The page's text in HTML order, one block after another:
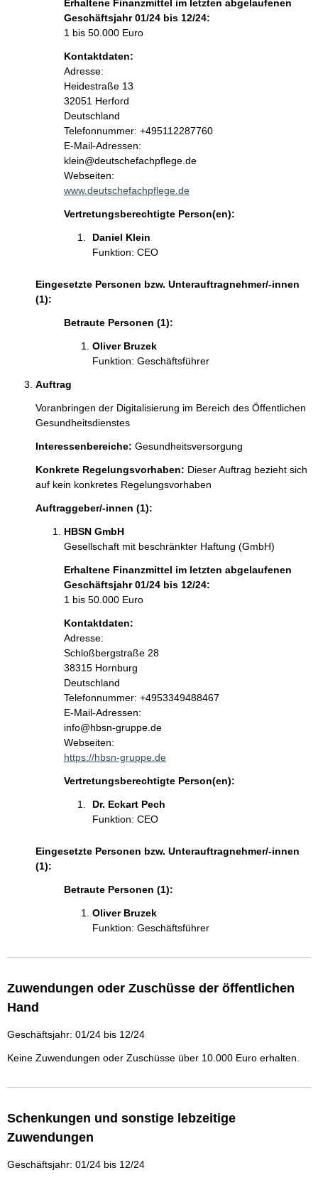
Erhaltene Finanzmittel im letzten abgelaufenen
Geschäftsjahr 01/24 bis 12/24:
1 bis 50.000 Euro
Kontaktdaten:
Adresse:
Heidestraße 13
32051 Herford
Deutschland
K
o
n
t
a
t
a
n
n
:
Telefonnummer: +495112287760
E-Mail-Adressen:
klein@deutschefachpflege.de
Webseiten:
www.deutschefachpflege.de
Vertretungsberechtigte Person(en):
Daniel Klein
Funktion: CEO
Eingesetzte Personen bzw. Unterauftragnehmer/-innen
(1):
Betraute Personen (1):
Oliver Bruzek
Funktion: Geschäftsführer
Auftrag
Voranbringen der Digitalisierung im Bereich des Öffentlichen
Gesundheitsdienstes
Interessenbereiche: Gesundheitsversorgung
Konkrete Regelungsvorhaben: Dieser Auftrag bezieht sich
auf kein konkretes Regelungsvorhaben
Auftraggeber/-innen (1):
HBSN GmbH
Gesellschaft mit beschränkter Haftung (GmbH)
Erhaltene Finanzmittel im letzten abgelaufenen
Geschäftsjahr 01/24 bis 12/24:
1 bis 50.000 Euro
Kontaktdaten:
Adresse:
Schloßbergstraße 28
38315 Hornburg
Deutschland
K
o
n
t
a
t
a
:
Telefonnummer: +4953349488467
E-Mail-Adressen:
info@hbsn-gruppe.de
Webseiten:
https://hbsn-gruppe.de
Vertretungsberechtigte Person(en):
Dr. Eckart Pech
Funktion: CEO
Eingesetzte Personen bzw. Unterauftragnehmer/-innen
(1):
Betraute Personen (1):
Oliver Bruzek
Funktion: Geschäftsführer
Zuwendungen oder Zuschüsse der öffentlichen
Hand
Geschäftsjahr: 01/24 bis 12/24
Keine Zuwendungen oder Zuschüsse über 10.000 Euro erhalten.
Schenkungen und sonstige lebzeitige
Zuwendungen
Geschäftsjahr: 01/24 bis 12/24